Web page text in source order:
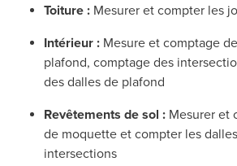
Toiture : Mesurer et compter les
Intérieur : Mesure et comptage
plafond, comptage des
des dalles de plafond
Revêtements de sol : Mesurer et
de moquette et compter les
intersections